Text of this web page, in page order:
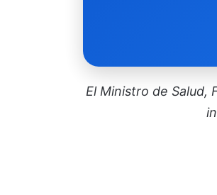
El Ministro de Salud,